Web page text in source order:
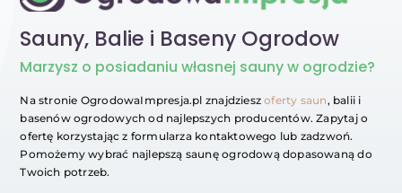
Sauny, Balie i Baseny Ogrodow
Marzysz o posiadaniu własnej sauny w ogrodzie?
Na stronie OgrodowaImpresja.pl znajdzieszoferty saun, balii i
basenów ogrodowych od najlepszych producentów. Zapytaj o
ofertę korzystając z formularza kontaktowego lub zadzwoń.
Pomożemy wybrać najlepszą saunę ogrodową dopasowaną do
Twoich potrzeb.